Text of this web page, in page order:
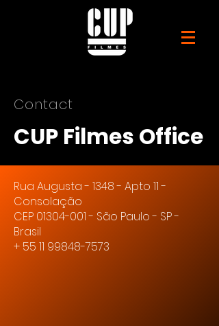
Contact
CUP Filmes Office
Rua Augusta - 1348 - Apto 11 -
Consolação
CEP 01304-001- São Paulo - SP -
Brasil
+ 55 11 99848-7573